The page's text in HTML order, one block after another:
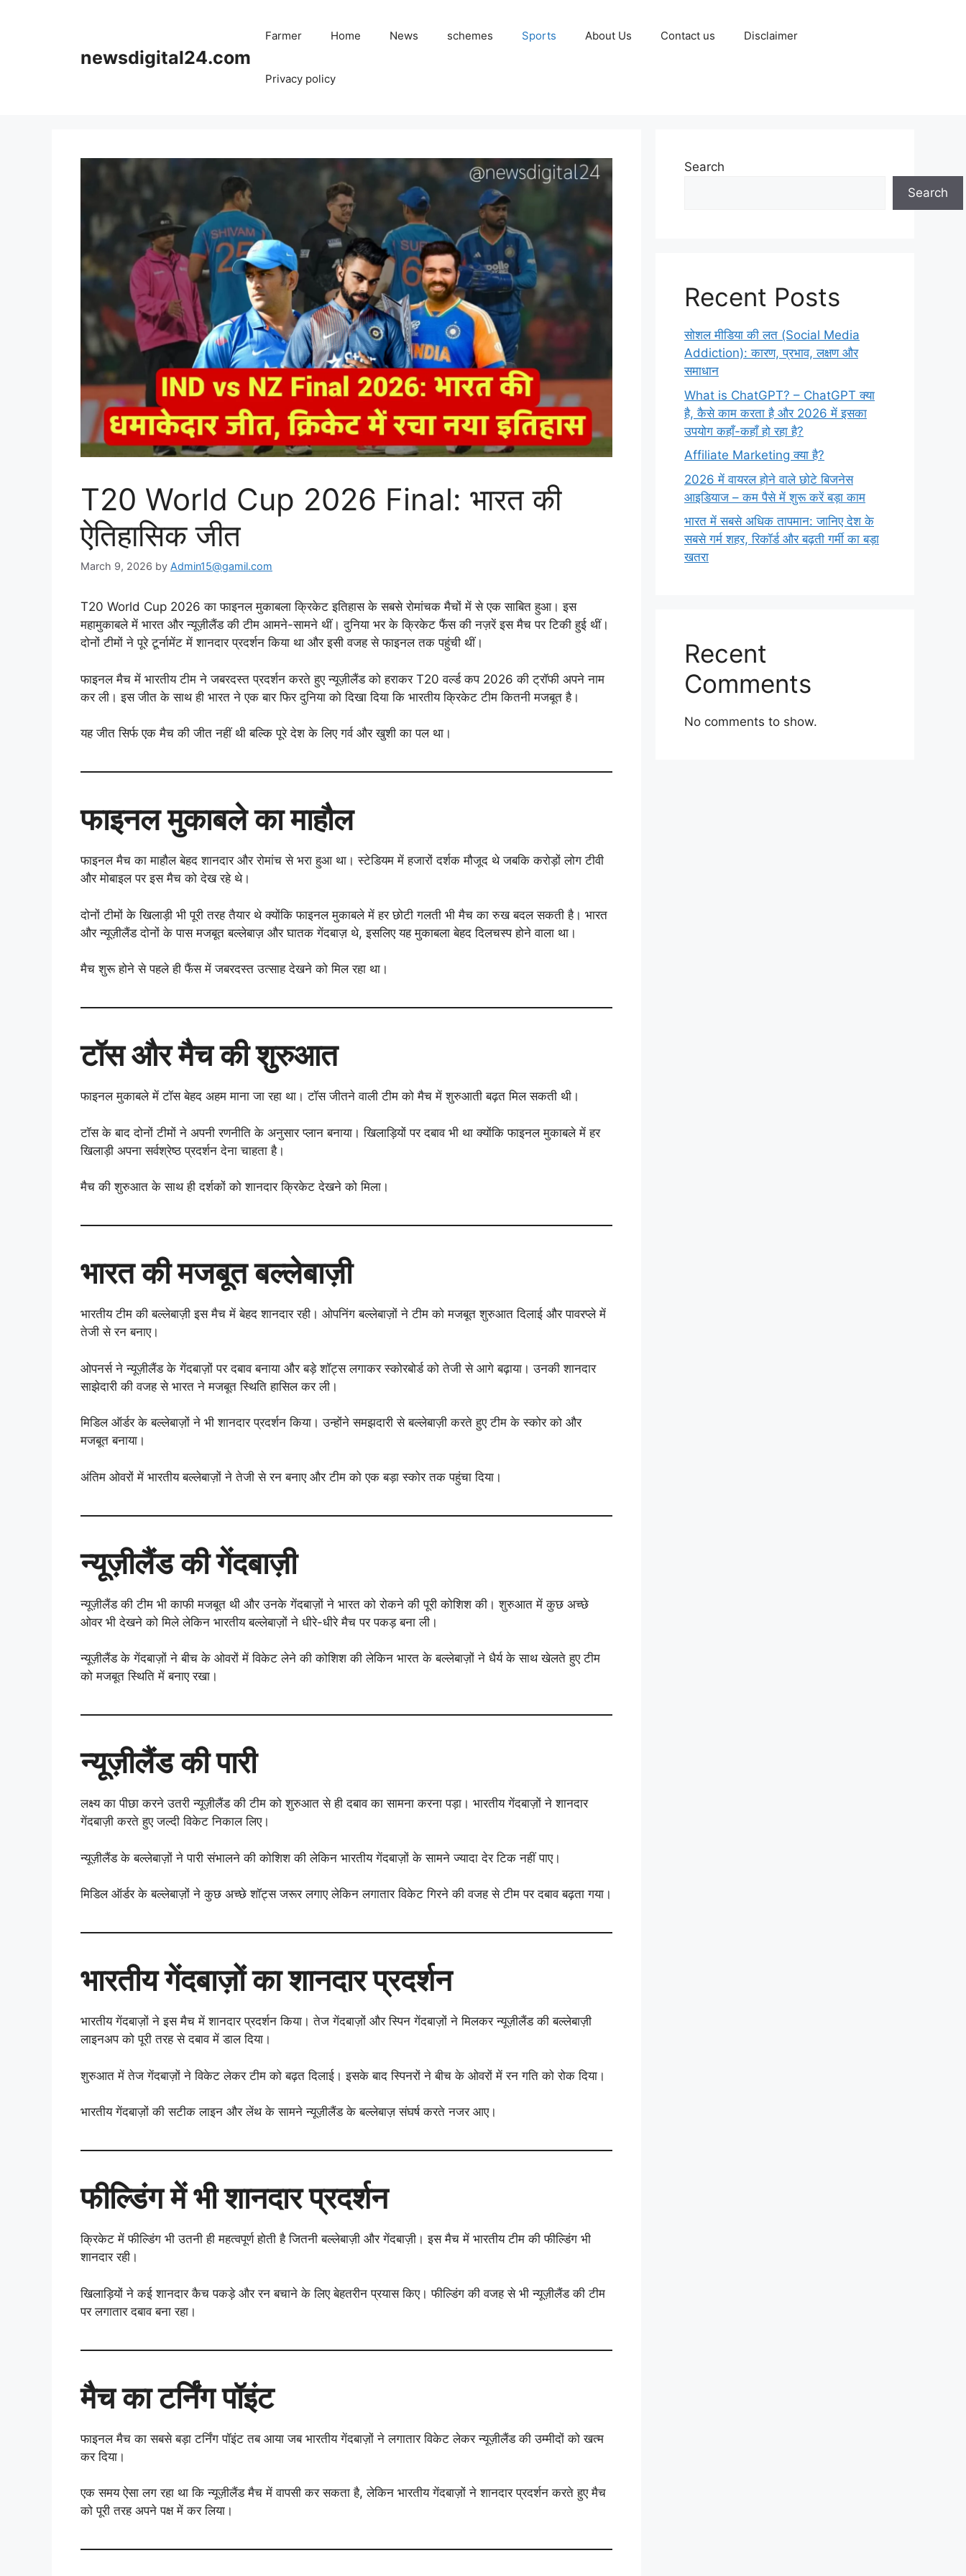
newsdigital24.com
Farmer Home News schemes Sports About Us Contact us Disclaimer
Privacy policy
T20 World Cup 2026 Final: भारत की
ऐतिहासिक जीत
March 9, 2026 by Admin15@gamil.com
T20 World Cup 2026 का फाइनल मुकाबला क्रिकेट इतिहास के सबसे रोमांचक मैचों में से एक साबित हुआ। इस
महामुकाबले में भारत और न्यूज़ीलैंड की टीम आमने-सामने थीं। दुनिया भर के क्रिकेट फैंस की नज़रें इस मैच पर टिकी हुई थीं।
दोनों टीमों ने पूरे टूर्नामेंट में शानदार प्रदर्शन किया था और इसी वजह से फाइनल तक पहुंची थीं।
फाइनल मैच में भारतीय टीम ने जबरदस्त प्रदर्शन करते हुए न्यूज़ीलैंड को हराकर T20 वर्ल्ड कप 2026 की ट्रॉफी अपने नाम
कर ली। इस जीत के साथ ही भारत ने एक बार फिर दुनिया को दिखा दिया कि भारतीय क्रिकेट टीम कितनी मजबूत है।
यह जीत सिर्फ एक मैच की जीत नहीं थी बल्कि पूरे देश के लिए गर्व और खुशी का पल था।
फाइनल मुकाबले का माहौल
फाइनल मैच का माहौल बेहद शानदार और रोमांच से भरा हुआ था। स्टेडियम में हजारों दर्शक मौजूद थे जबकि करोड़ों लोग टीवी
और मोबाइल पर इस मैच को देख रहे थे।
दोनों टीमों के खिलाड़ी भी पूरी तरह तैयार थे क्योंकि फाइनल मुकाबले में हर छोटी गलती भी मैच का रुख बदल सकती है। भारत
और न्यूज़ीलैंड दोनों के पास मजबूत बल्लेबाज़ और घातक गेंदबाज़ थे, इसलिए यह मुकाबला बेहद दिलचस्प होने वाला था।
मैच शुरू होने से पहले ही फैंस में जबरदस्त उत्साह देखने को मिल रहा था।
टॉस और मैच की शुरुआत
फाइनल मुकाबले में टॉस बेहद अहम माना जा रहा था। टॉस जीतने वाली टीम को मैच में शुरुआती बढ़त मिल सकती थी।
टॉस के बाद दोनों टीमों ने अपनी रणनीति के अनुसार प्लान बनाया। खिलाड़ियों पर दबाव भी था क्योंकि फाइनल मुकाबले में हर
खिलाड़ी अपना सर्वश्रेष्ठ प्रदर्शन देना चाहता है।
मैच की शुरुआत के साथ ही दर्शकों को शानदार क्रिकेट देखने को मिला।
भारत की मजबूत बल्लेबाज़ी
भारतीय टीम की बल्लेबाज़ी इस मैच में बेहद शानदार रही। ओपनिंग बल्लेबाज़ों ने टीम को मजबूत शुरुआत दिलाई और पावरप्ले में
तेजी से रन बनाए।
ओपनर्स ने न्यूज़ीलैंड के गेंदबाज़ों पर दबाव बनाया और बड़े शॉट्स लगाकर स्कोरबोर्ड को तेजी से आगे बढ़ाया। उनकी शानदार
साझेदारी की वजह से भारत ने मजबूत स्थिति हासिल कर ली।
मिडिल ऑर्डर के बल्लेबाज़ों ने भी शानदार प्रदर्शन किया। उन्होंने समझदारी से बल्लेबाज़ी करते हुए टीम के स्कोर को और
मजबूत बनाया।
अंतिम ओवरों में भारतीय बल्लेबाज़ों ने तेजी से रन बनाए और टीम को एक बड़ा स्कोर तक पहुंचा दिया।
न्यूज़ीलैंड की गेंदबाज़ी
न्यूज़ीलैंड की टीम भी काफी मजबूत थी और उनके गेंदबाज़ों ने भारत को रोकने की पूरी कोशिश की। शुरुआत में कुछ अच्छे
ओवर भी देखने को मिले लेकिन भारतीय बल्लेबाज़ों ने धीरे-धीरे मैच पर पकड़ बना ली।
न्यूज़ीलैंड के गेंदबाज़ों ने बीच के ओवरों में विकेट लेने की कोशिश की लेकिन भारत के बल्लेबाज़ों ने धैर्य के साथ खेलते हुए टीम
को मजबूत स्थिति में बनाए रखा।
न्यूज़ीलैंड की पारी
लक्ष्य का पीछा करने उतरी न्यूज़ीलैंड की टीम को शुरुआत से ही दबाव का सामना करना पड़ा। भारतीय गेंदबाज़ों ने शानदार
गेंदबाज़ी करते हुए जल्दी विकेट निकाल लिए।
न्यूज़ीलैंड के बल्लेबाज़ों ने पारी संभालने की कोशिश की लेकिन भारतीय गेंदबाज़ों के सामने ज्यादा देर टिक नहीं पाए।
मिडिल ऑर्डर के बल्लेबाज़ों ने कुछ अच्छे शॉट्स जरूर लगाए लेकिन लगातार विकेट गिरने की वजह से टीम पर दबाव बढ़ता गया।
भारतीय गेंदबाज़ों का शानदार प्रदर्शन
भारतीय गेंदबाज़ों ने इस मैच में शानदार प्रदर्शन किया। तेज गेंदबाज़ों और स्पिन गेंदबाज़ों ने मिलकर न्यूज़ीलैंड की बल्लेबाज़ी
लाइनअप को पूरी तरह से दबाव में डाल दिया।
शुरुआत में तेज गेंदबाज़ों ने विकेट लेकर टीम को बढ़त दिलाई। इसके बाद स्पिनरों ने बीच के ओवरों में रन गति को रोक दिया।
भारतीय गेंदबाज़ों की सटीक लाइन और लेंथ के सामने न्यूज़ीलैंड के बल्लेबाज़ संघर्ष करते नजर आए।
फील्डिंग में भी शानदार प्रदर्शन
क्रिकेट में फील्डिंग भी उतनी ही महत्वपूर्ण होती है जितनी बल्लेबाज़ी और गेंदबाज़ी। इस मैच में भारतीय टीम की फील्डिंग भी
शानदार रही।
खिलाड़ियों ने कई शानदार कैच पकड़े और रन बचाने के लिए बेहतरीन प्रयास किए। फील्डिंग की वजह से भी न्यूज़ीलैंड की टीम
पर लगातार दबाव बना रहा।
मैच का टर्निंग पॉइंट
फाइनल मैच का सबसे बड़ा टर्निंग पॉइंट तब आया जब भारतीय गेंदबाज़ों ने लगातार विकेट लेकर न्यूज़ीलैंड की उम्मीदों को खत्म
कर दिया।
एक समय ऐसा लग रहा था कि न्यूज़ीलैंड मैच में वापसी कर सकता है, लेकिन भारतीय गेंदबाज़ों ने शानदार प्रदर्शन करते हुए मैच
को पूरी तरह अपने पक्ष में कर लिया।
Search
Search
Recent Posts
सोशल मीडिया की लत (Social Media
Addiction): कारण, प्रभाव, लक्षण और
समाधान
What is ChatGPT? – ChatGPT क्या
है, कैसे काम करता है और 2026 में इसका
उपयोग कहाँ-कहाँ हो रहा है?
Affiliate Marketing क्या है?
2026 में वायरल होने वाले छोटे बिजनेस
आइडियाज – कम पैसे में शुरू करें बड़ा काम
भारत में सबसे अधिक तापमान: जानिए देश के
सबसे गर्म शहर, रिकॉर्ड और बढ़ती गर्मी का बड़ा
खतरा
Recent
Comments
No comments to show.